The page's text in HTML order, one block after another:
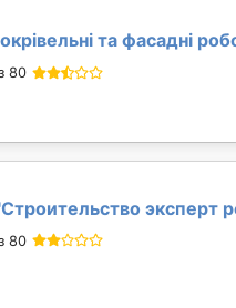
та фасадні
80
Строительство эксперт
80